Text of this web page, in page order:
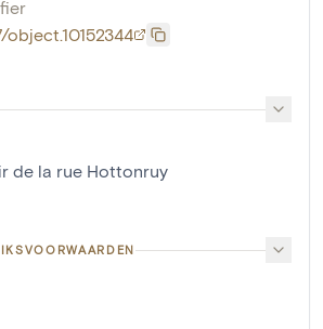
object.10152344
de la rue Hottonruy